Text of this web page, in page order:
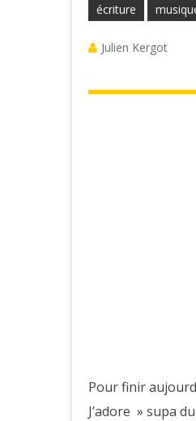
écriture
Julien Kergot
Pour finir
J’adore » supa